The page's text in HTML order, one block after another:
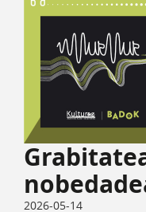
2026-05-14